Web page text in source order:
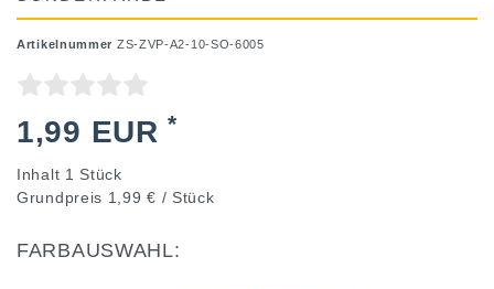
Artikelnummer ZS-ZVP-A2-10-SO-6005
1,99 EUR*
Inhalt 1 Stück
Grundpreis 1,99 € / Stück
FARBAUSWAHL: